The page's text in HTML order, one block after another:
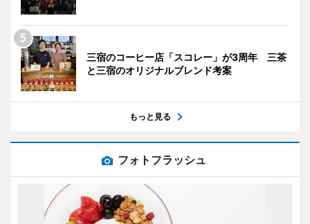
三宿のコーヒー店「スコレー」が3周年 三茶
と三宿のオリジナルブレンド考案
もっと見る
フォトフラッシュ